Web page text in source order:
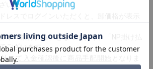
ざいます。
本「銀行振込」となっており、「NP掛け払
ございます。
にて入金確認後に商品手配開始